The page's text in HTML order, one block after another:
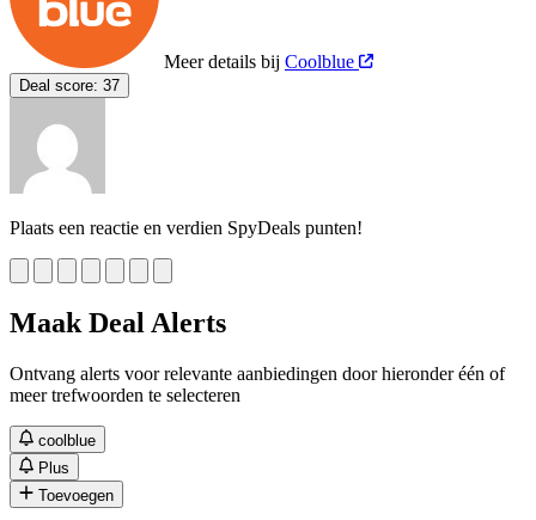
Meer details bij Coolblue
Deal score: 37
Plaats een reactie en verdien SpyDeals punten!
Maak Deal Alerts
Ontvang alerts voor relevante aanbiedingen door hieronder één of
meer trefwoorden te selecteren
coolblue
Plus
Toevoegen